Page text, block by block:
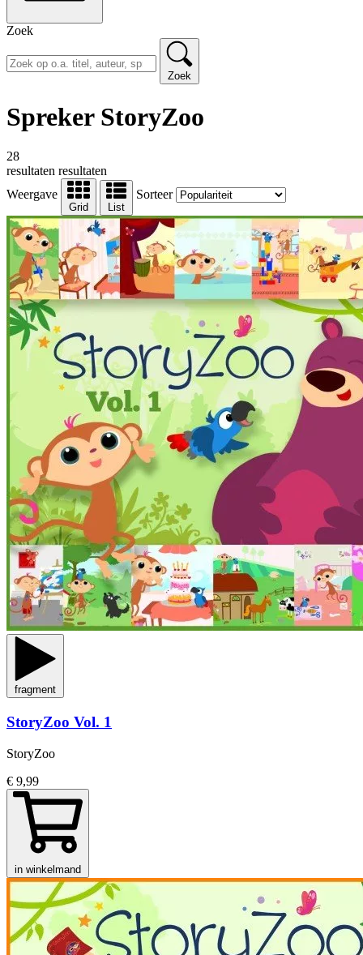
Zoek
Zoek
Spreker StoryZoo
28
resultaten resultaten
Weergave
Grid List
Sorteer
fragment
StoryZoo Vol. 1
StoryZoo
€ 9,99
in winkelmand